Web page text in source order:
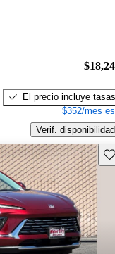
El precio incluye tasas
$352/mes
Verif. disponibilidad